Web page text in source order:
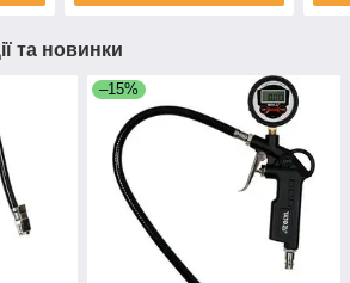
та новинки
–15%